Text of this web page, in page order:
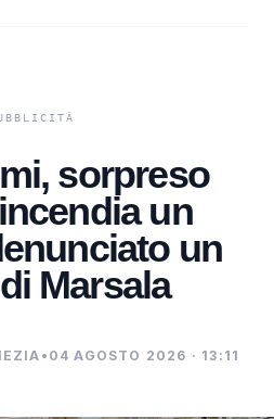
sorpreso
un
un
Marsala
• 04 AGOSTO 2026 · 13:11